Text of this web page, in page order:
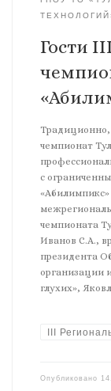
Гости
Традиционно,
чемпионат
с
чемпионата
Иванов С.А.,
президента
организации
глухих»,
III
Опубликовано